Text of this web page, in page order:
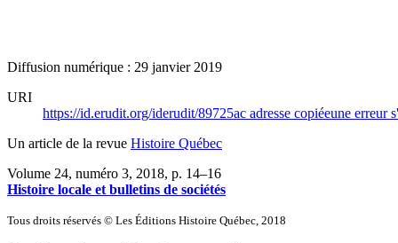
Diffusion numérique : 29 janvier 2019
URI
https://id.erudit.org/iderudit/89725ac adresse copiéeune erreur
Un article de la revue Histoire Québec
Volume 24, numéro 3, 2018, p. 14–16
Histoire locale et bulletins de sociétés
Tous droits réservés © Les Éditions Histoire Québec, 2018